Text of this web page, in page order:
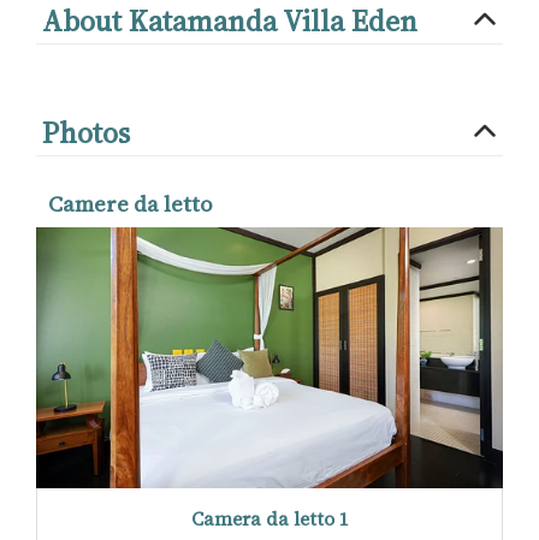
About Katamanda Villa Eden
Photos
Camere da letto
Camera da letto 1